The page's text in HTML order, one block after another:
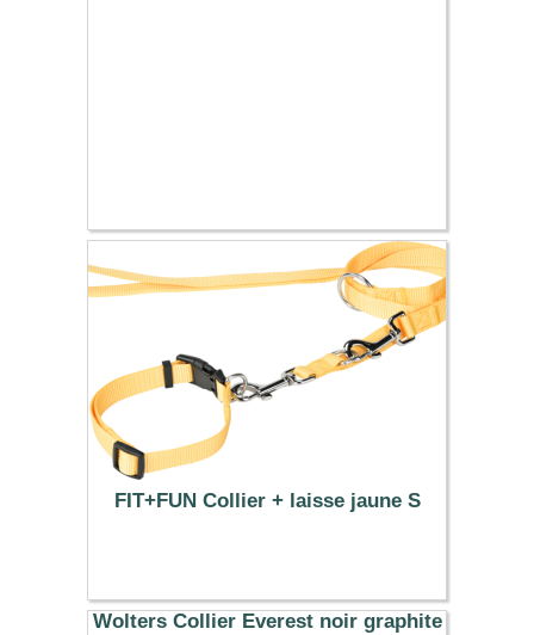
FIT+FUN Collier + laisse jaune S
12.99 €
Wolters Collier Everest noir graphite